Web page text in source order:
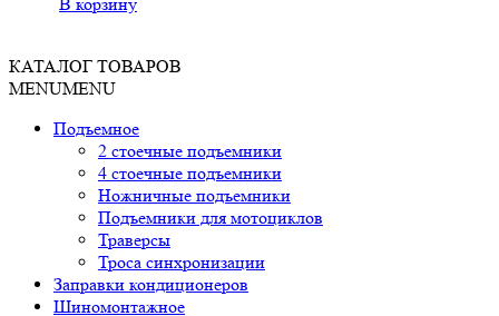
КАТАЛОГ ТОВАРОВ
MENUMENU
Подъемное
2 стоечные подъемники
4 стоечные подъемники
Ножничные подъемники
Подъемники для мотоциклов
Траверсы
Троса синхронизации
Заправки кондиционеров
Шиномонтажное